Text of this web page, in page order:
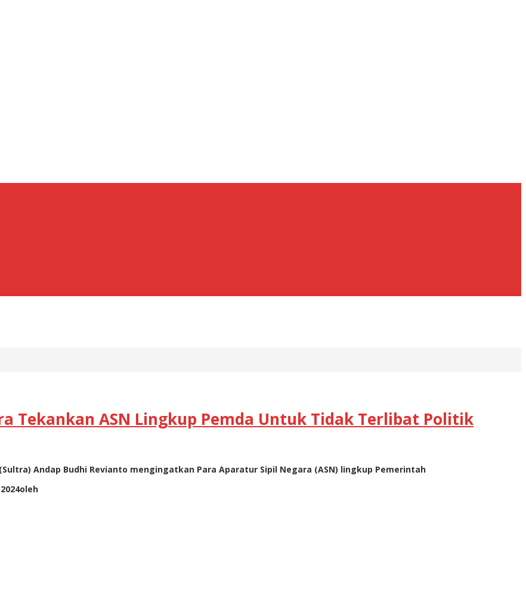
Tekankan ASN Lingkup Pemda Untuk Tidak Terlibat Politik
Andap Budhi Revianto mengingatkan Para Aparatur Sipil Negara (ASN) lingkup Pemerintah
oleh